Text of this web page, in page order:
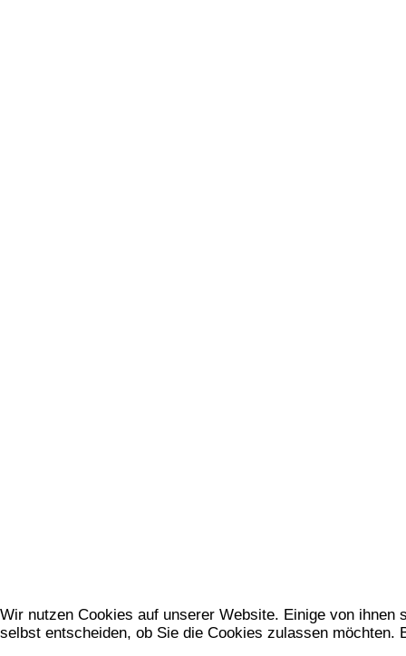
Wir nutzen Cookies auf unserer Website. Einige von
selbst entscheiden, ob Sie die Cookies zulassen möchten.